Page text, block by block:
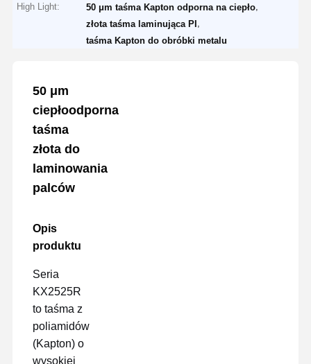
High Light:
50 μm taśma Kapton odporna na ciepło
złota taśma laminująca PI
taśma Kapton do obróbki metalu
50 μm
ciepłoodporna
taśma
złota do
laminowania
palców
Opis
produktu
Seria
KX2525R
to taśma z
poliamidów
(Kapton) o
wysokiej